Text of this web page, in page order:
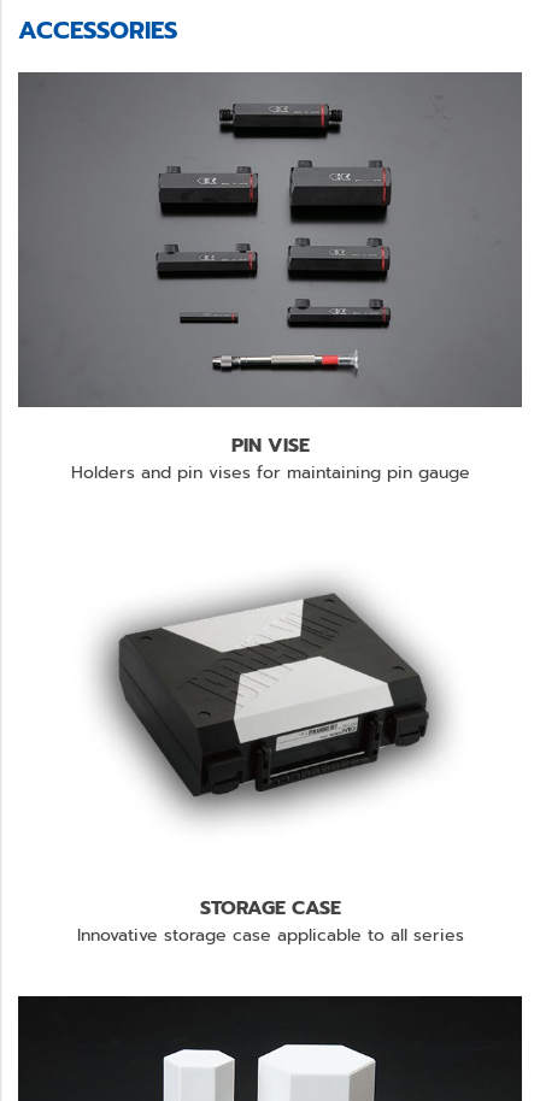
ACCESSORIES
PIN VISE
Holders and pin vises for maintaining pin gauge
STORAGE CASE
Innovative storage case applicable to all series